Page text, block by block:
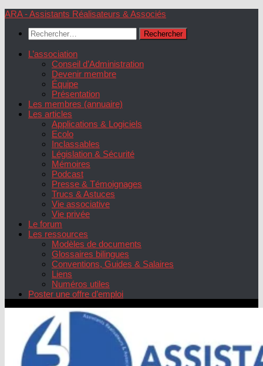
Skip
content
ARA - Assistants Réalisateurs & Associés
Rechercher :
L’association
Conseil d’Administration
Devenir membre
Équipe
Présentation
Les membres (annuaire)
Les articles
Applications & Logiciels
Ecolo
Inclassables
Législation & Sécurité
Mémoires
Podcast
Presse & Témoignages
Trucs & Astuces
Vie associative
Vie privée
Le forum
Les ressources
Modèles de documents
Glossaires bilingues
Conventions, Guides & Salaires
Liens
Numéros utiles
Poster une offre d’emploi